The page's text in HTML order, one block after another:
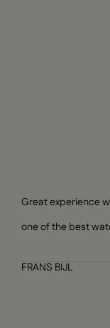
Great experience
one of the best
FRANS BIJL